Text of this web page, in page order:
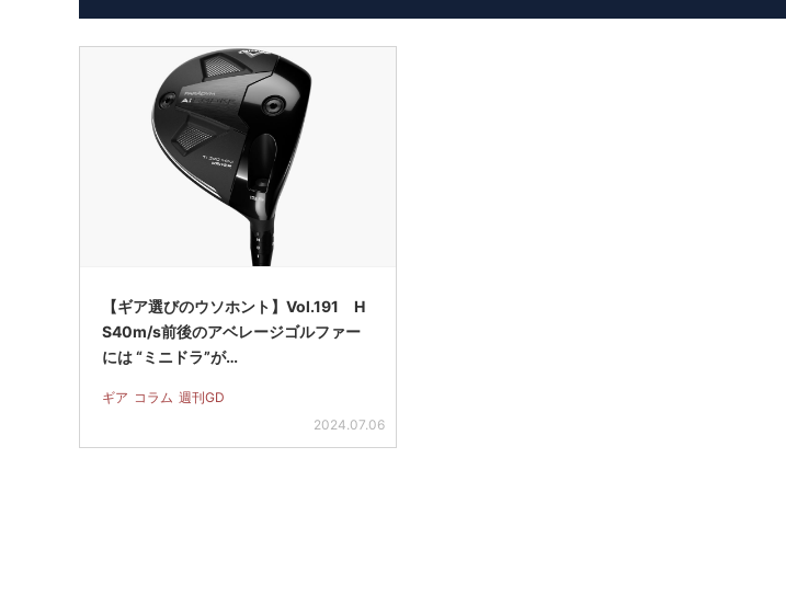
【ギア選びのウソホント】Vol.191 H
S40m/s前後のアベレージゴルファー
には “ミニドラ”が…
ギア コラム 週刊GD
2024.07.06